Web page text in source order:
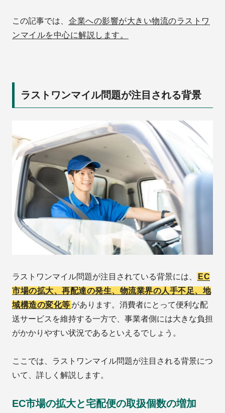
この記事では、 企業への影響が大きい物流のラストワ
ンマイルを中心に解説します。
ラストワンマイル問題が注目される背景
ラストワンマイル問題が注目されている背景には、
EC
市場の拡大、再配達の発生、物流業界の人手不足、地
域構造の変化等 があります。消費者にとって便利な配
送サービスを維持する一方で、事業者側には大きな負担
がかかりやすい状況であるといえるでしょう。
ここでは、ラストワンマイル問題が注目される背景につ
いて、詳しく解説します。
EC市場の拡大と宅配便の取扱個数の増加